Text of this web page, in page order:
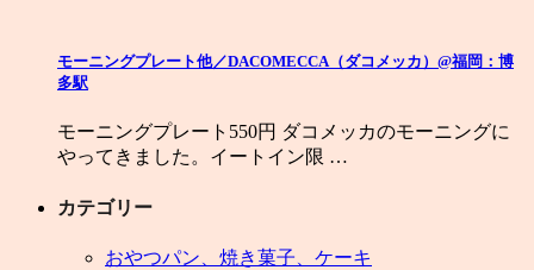
モーニングプレート他／DACOMECCA（ダコメッカ）@福岡：博
多駅
モーニングプレート550円 ダコメッカのモーニングに
やってきました。イートイン限 …
カテゴリー
おやつパン、焼き菓子、ケーキ